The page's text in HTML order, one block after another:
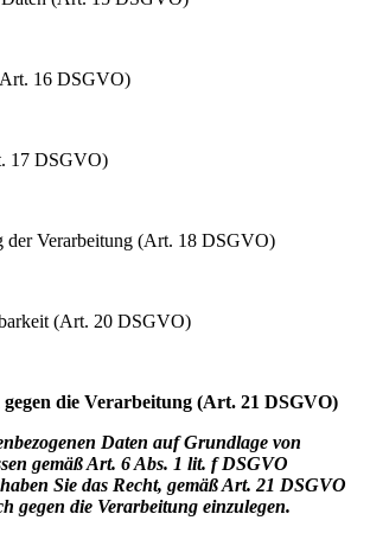
16 DSGVO)
17 DSGVO)
der Verarbeitung (Art. 18 DSGVO)
(Art. 20 DSGVO)
die Verarbeitung (Art. 21 DSGVO)
Daten auf Grundlage von
gemäß Art. 6 Abs. 1 lit. f DSGVO
Sie das Recht, gemäß Art. 21 DSGVO
gegen die Verarbeitung einzulegen.